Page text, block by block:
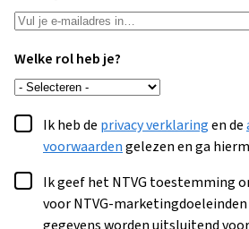
Welke rol heb je?
Ik heb de privacy verklaringen de
voorwaardengelezen en ga
Ik geef het NTVG toestemming
voor NTVG-